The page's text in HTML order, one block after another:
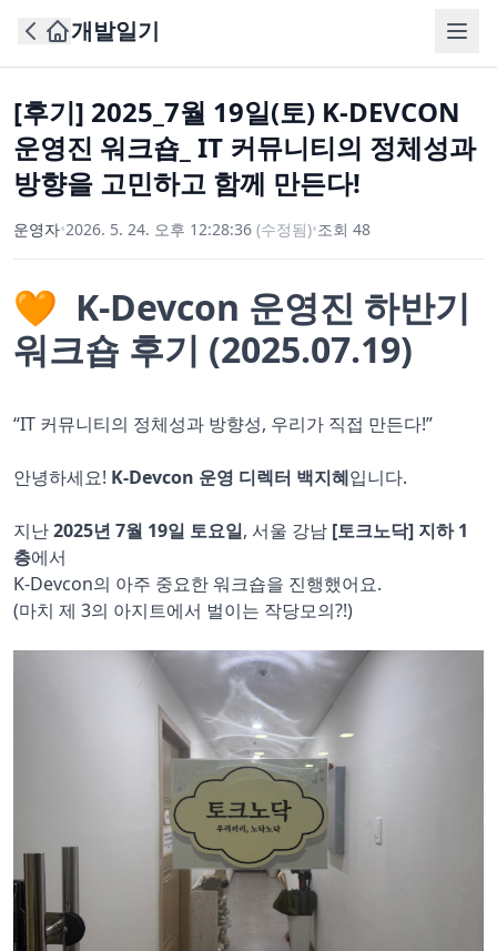
개발일기
[후기] 2025_7월 19일(토) K-DEVCON
운영진 워크숍_ IT 커뮤니티의 정체성과
방향을 고민하고 함께 만든다!
운영자•2026. 5. 24. 오후 12:28:36 (수정됨)•조회 48
🧡 K-Devcon 운영진 하반기
워크숍 후기 (2025.07.19)
“IT 커뮤니티의 정체성과 방향성, 우리가 직접 만든다!”
안녕하세요! K-Devcon 운영 디렉터 백지혜입니다.
지난2025년 7월 19일 토요일, 서울 강남 [토크노닥] 지하 1
층에서
K-Devcon의 아주 중요한 워크숍을 진행했어요.
(마치 제 3의 아지트에서 벌이는 작당모의?!)